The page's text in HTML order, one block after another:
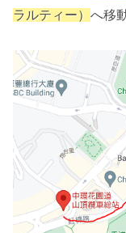
ラルティー） へ移